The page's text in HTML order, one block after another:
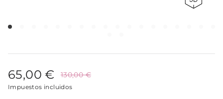
65,00 € 130,00 €
Impuestos incluidos